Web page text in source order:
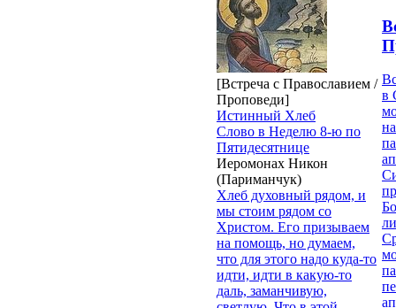
[Встреча с Православием /
Проповеди]
Истинный Хлеб
Слово в Неделю 8-ю по
Пятидесятнице
Иеромонах Никон
(Париманчук)
Хлеб духовный рядом, и
мы стоим рядом со
Христом. Его призываем
на помощь, но думаем,
что для этого надо куда-то
идти, идти в какую-то
даль, заманчивую,
в